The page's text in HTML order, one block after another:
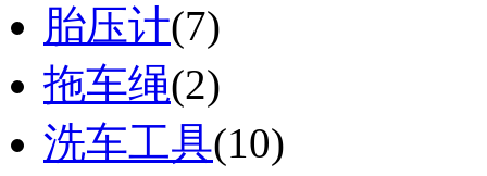
胎压计(7)
拖车绳(2)
洗车工具(10)